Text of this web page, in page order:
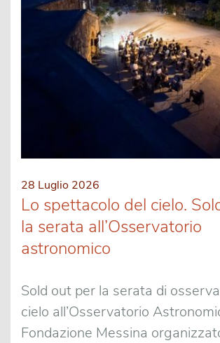
28 Luglio 2026
Lo spettacolo del cielo.
la serata all’Osservatorio
astronomico
Sold out per la serata di
cielo all’Osservatorio
Fondazione Messina